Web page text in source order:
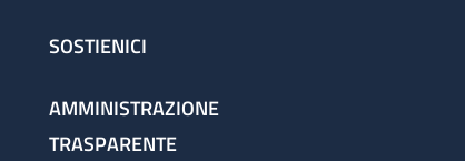
SOSTIENICI
AMMINISTRAZIONE
TRASPARENTE